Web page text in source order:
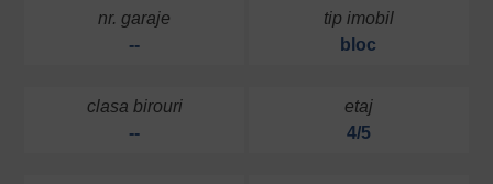
nr. garaje
--
tip imobil
bloc
clasa birouri
--
etaj
4/5